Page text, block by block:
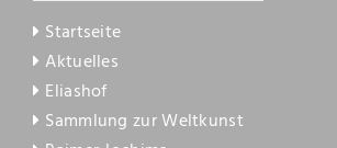
Startseite
Aktuelles
Eliashof
Sammlung zur Weltkunst